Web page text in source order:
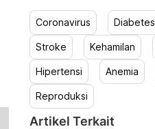
Coronavirus Diabetes
Stroke Kehamilan
Hipertensi Anemia
Reproduksi
Artikel Terkait